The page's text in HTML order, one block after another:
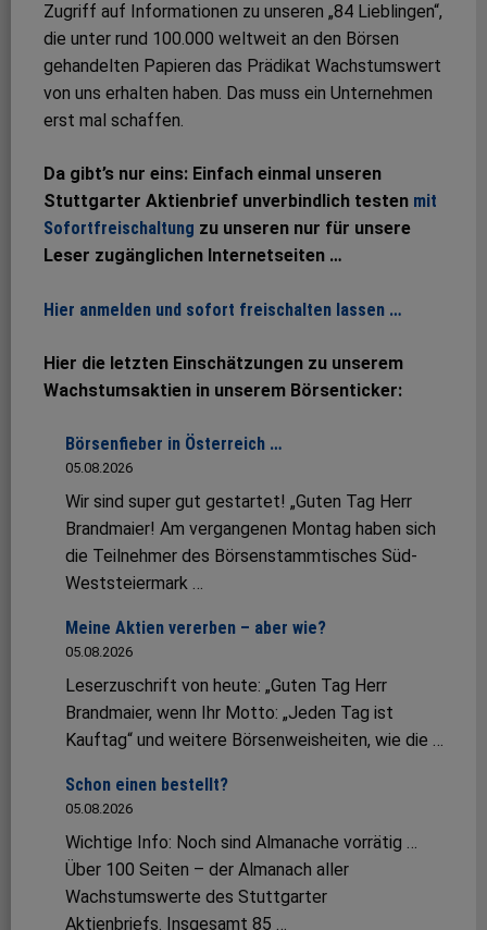
Zugriff auf Informationen zu unseren „84 Lieblingen“,
die unter rund 100.000 weltweit an den Börsen
gehandelten Papieren das Prädikat Wachstumswert
von uns erhalten haben. Das muss ein Unternehmen
erst mal schaffen.
Da gibt’s nur eins: Einfach einmal unseren
Stuttgarter Aktienbrief unverbindlich testen mit
Sofortfreischaltung zu unseren nur für unsere
Leser zugänglichen Internetseiten …
Hier anmelden und sofort freischalten lassen …
Hier die letzten Einschätzungen zu unserem
Wachstumsaktien in unserem Börsenticker:
Börsenfieber in Österreich …
05.08.2026
Wir sind super gut gestartet! „Guten Tag Herr
Brandmaier! Am vergangenen Montag haben sich
die Teilnehmer des Börsenstammtisches Süd-
Weststeiermark …
Meine Aktien vererben – aber wie?
05.08.2026
Leserzuschrift von heute: „Guten Tag Herr
Brandmaier, wenn Ihr Motto: „Jeden Tag ist
Kauftag“ und weitere Börsenweisheiten, wie die …
Schon einen bestellt?
05.08.2026
Wichtige Info: Noch sind Almanache vorrätig …
Über 100 Seiten – der Almanach aller
Wachstumswerte des Stuttgarter
Aktienbriefs. Insgesamt 85 …